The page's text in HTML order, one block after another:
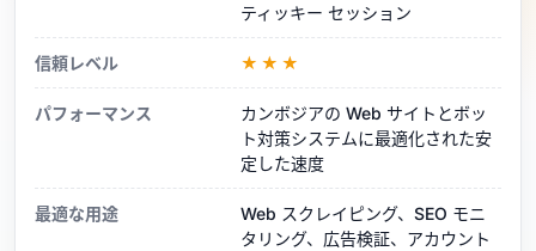
ティッキー セッション
信頼レベル ★★★
パフォーマンス
カンボジアの Web サイトとボッ
ト対策システムに最適化された安
定した速度
最適な用途
Web スクレイピング、SEO モニ
タリング、広告検証、アカウント